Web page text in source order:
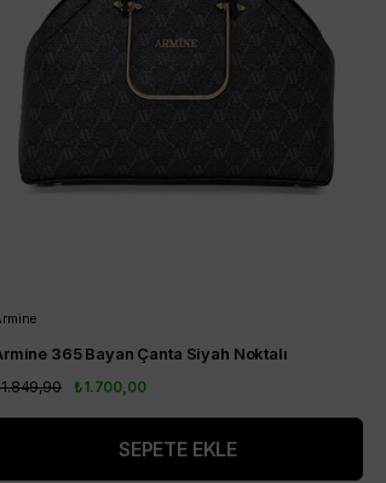
365 Bayan Çanta Siyah Noktalı
₺1.700,00
SEPETE EKLE